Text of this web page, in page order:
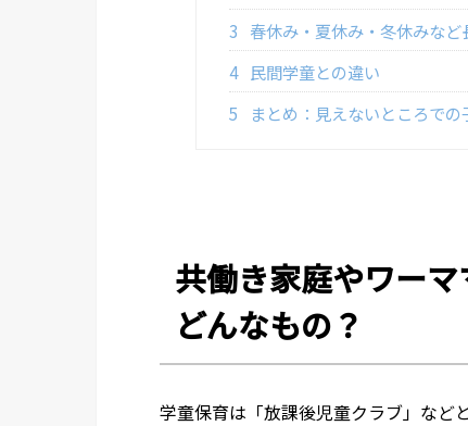
3 春休み・夏休み・冬休みな
4 民間学童との違い
5
まとめ：見えないところで
共働き家庭やワー
どんなもの？
学童保育は「放課後児童クラブ」など